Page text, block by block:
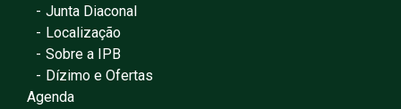
Junta Diaconal
Localização
Sobre a IPB
Dízimo e Ofertas
Agenda